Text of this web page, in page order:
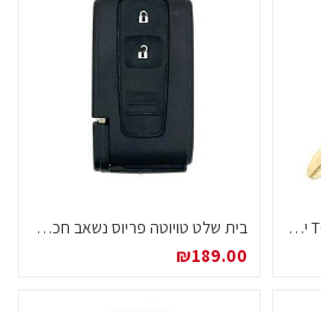
בית שלט טויוטה טויוטה TOY47 ישן 3 לחצנים / 2 בית שלט טויוטה פריוס נשאב חכם 2008-2007
₪189.00